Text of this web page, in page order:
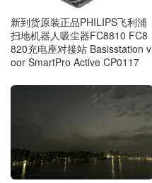
新到货原装正品PHILIPS飞利浦
扫地机器人吸尘器FC8810 FC8
820充电座对接站 Basisstation v
oor SmartPro Active CP0117